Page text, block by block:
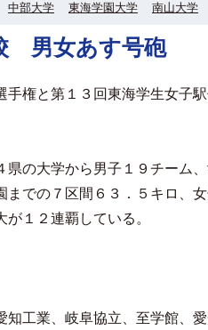
中部大学 東海学園大学 南山大学
男女あす号砲
権と第１３回東海学生女子
の大学から男子１９チーム
までの７区間６３．５キロ、
１２連覇している。
工業、岐阜協立、至学館、